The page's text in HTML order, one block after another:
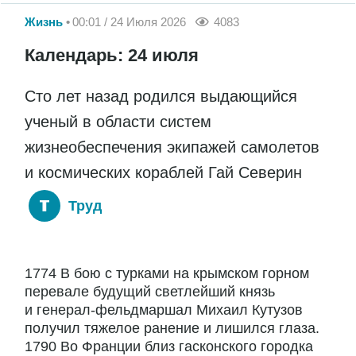
Жизнь 00:01 / 24 Июля 2026 4083
Календарь: 24 июля
Сто лет назад родился выдающийся
ученый в области систем
жизнеобеспечения экипажей самолетов
и космических кораблей Гай Северин
Труд
1774 В бою с турками на крымском горном
перевале будущий светлейший князь
и генерал-фельдмаршал Михаил Кутузов
получил тяжелое ранение и лишился глаза.
1790 Во Франции близ гасконского городка